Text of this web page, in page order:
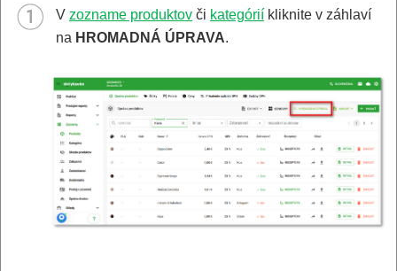
Vzozname produktov či kategórií kliknite v záhlaví
na HROMADNÁ ÚPRAVA.